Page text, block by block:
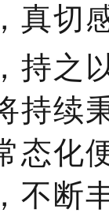
真切
持之
持续
态化
不断